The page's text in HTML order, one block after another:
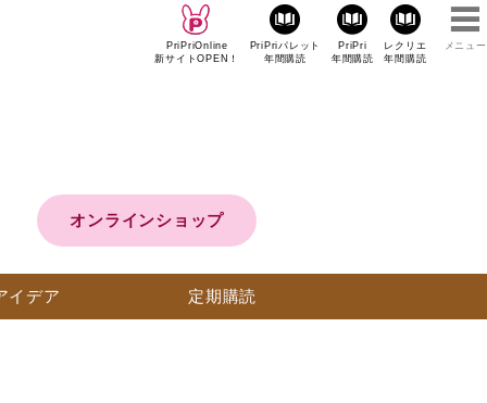
PriPriOnline
新サイトOPEN！
PriPriパレット
年間購読
PriPri
年間購読
レクリエ
年間購読
メニュー
オンラインショップ
イデア 定期購読